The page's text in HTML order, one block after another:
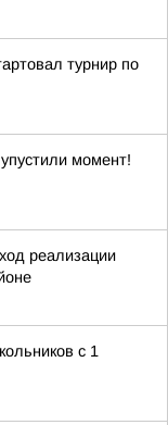
турнир по
момент!
реализации
с 1